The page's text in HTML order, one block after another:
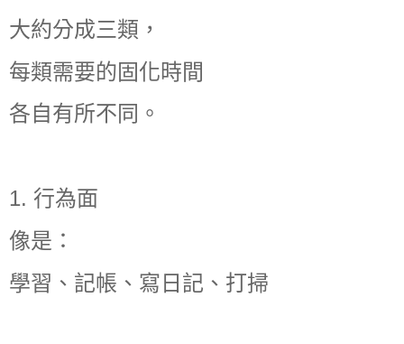
大約分成三類，
每類需要的固化時間
各自有所不同。
1. 行為面
像是：
學習、記帳、寫日記、打掃